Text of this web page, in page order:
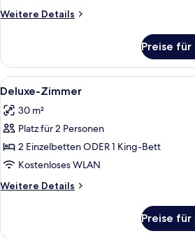
Weitere Details
Weitere
Zimmer,
Meerblick
Preise für
Alle
Fotos
für
Deluxe-
Zimmer
anzeigen
Ein
4
Deluxe-Zimmer
30 m²
Platz für 2 Personen
2 Einzelbetten ODER 1 King-Bett
Kostenloses WLAN
Weitere Details
Weitere
Zimmer
Preise für